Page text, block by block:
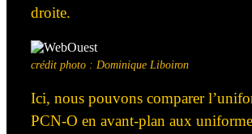
droite.
crédit photo : Dominique Liboiron
Ici, nous pouvons comparer
PCN-O en avant-plan aux